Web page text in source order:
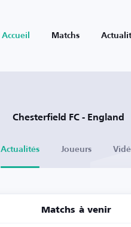
Accueil Matchs
Chesterfield FC - England
Actualités Joueurs
Matchs à venir